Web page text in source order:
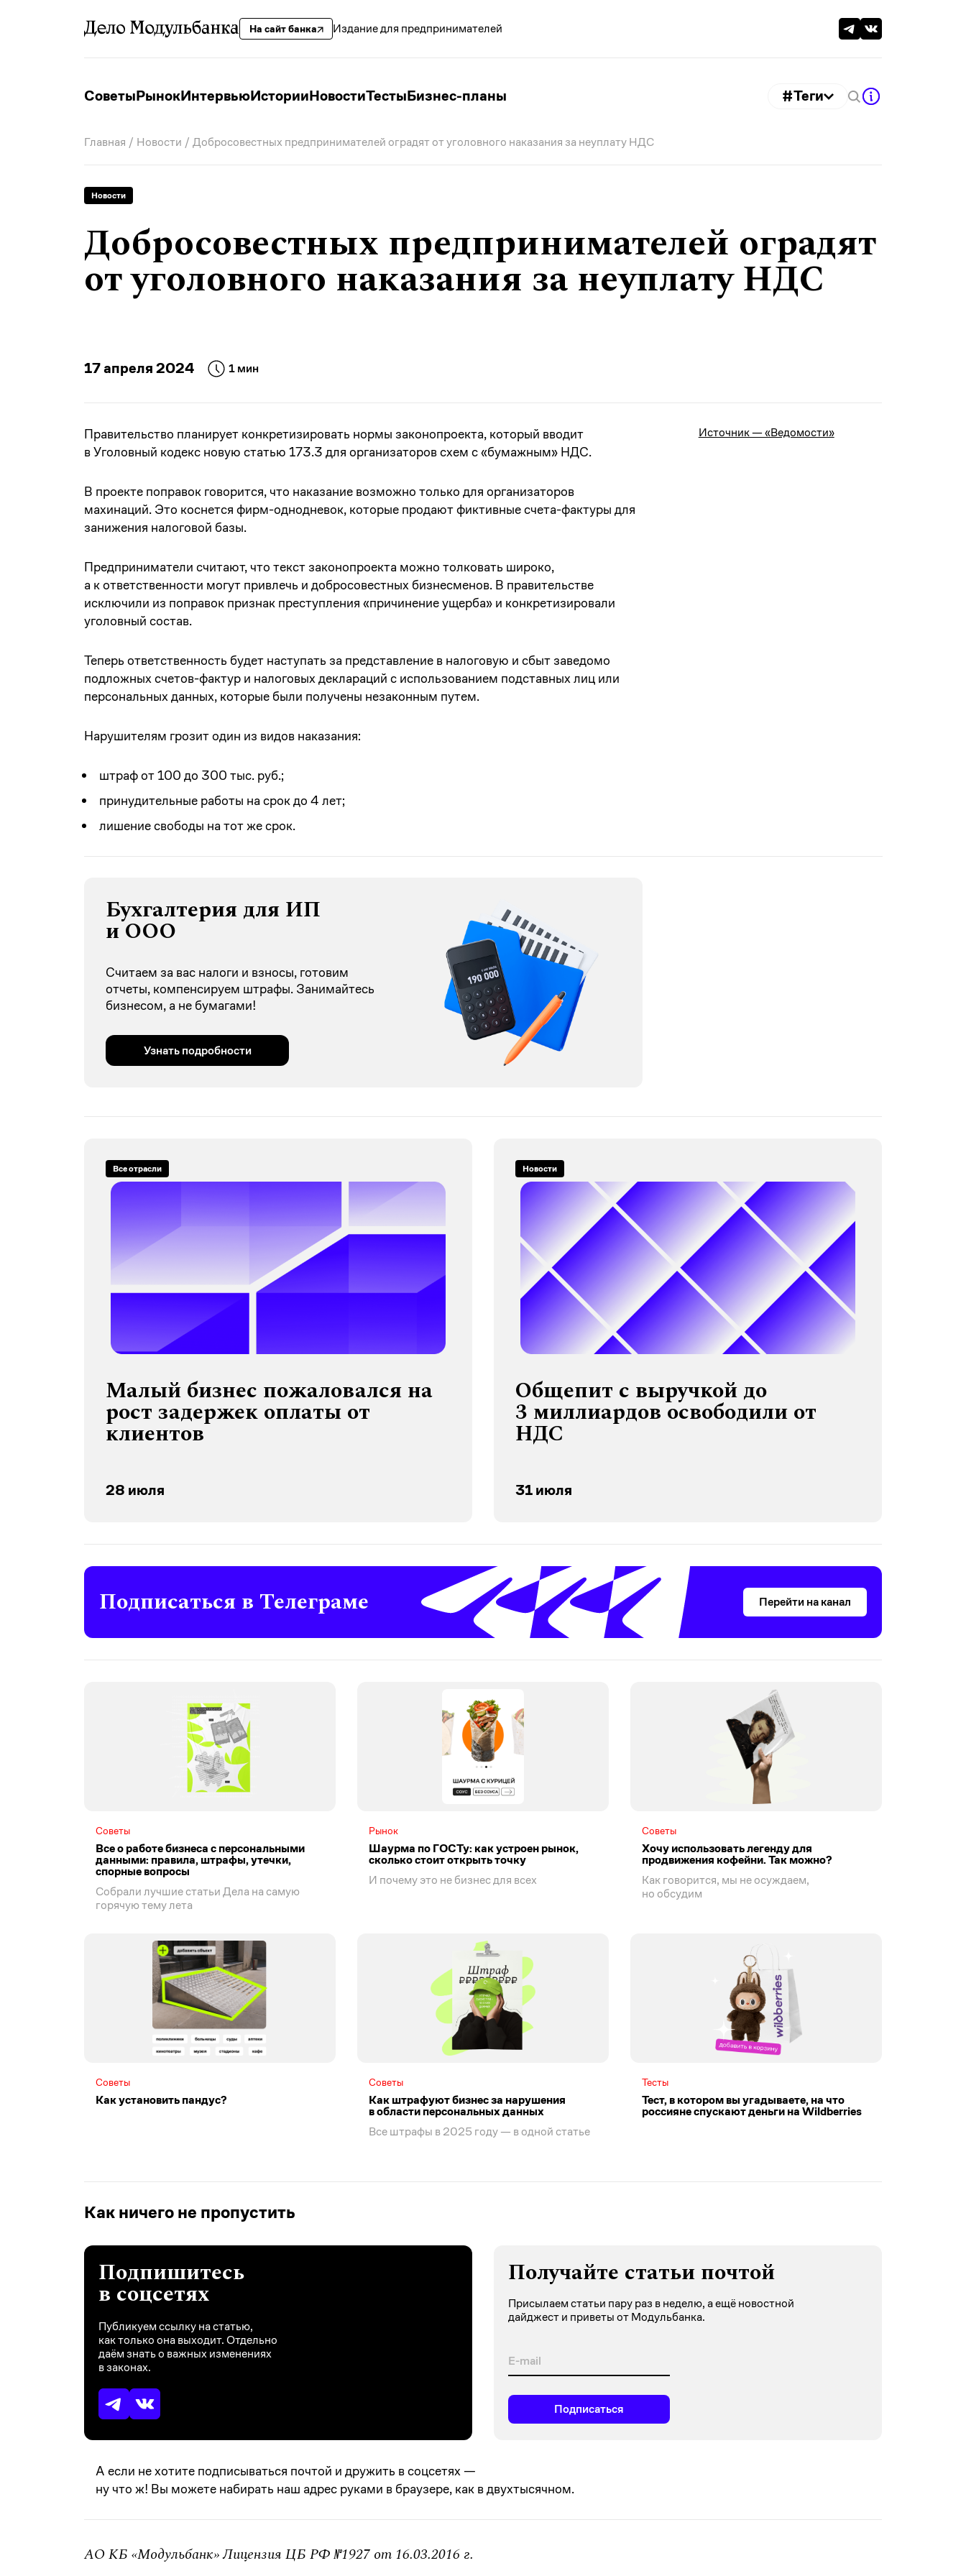
На сайт банка Издание для предпринимателей
СоветыРынокИнтервьюИсторииНовостиТестыБизнес-планы #Теги
Главная / Новости / Добросовестных предпринимателей оградят от уголовного наказания за неуплату НДС
Новости
Добросовестных предпринимателей оградят
от уголовного наказания за неуплату НДС
17 апреля 2024 1 мин
Источник — «Ведомости»
Правительство планирует конкретизировать нормы законопроекта, который вводит
в Уголовный кодекс новую статью 173.3 для организаторов схем с «бумажным» НДС.
В проекте поправок говорится, что наказание возможно только для организаторов
махинаций. Это коснется фирм-однодневок, которые продают фиктивные счета-фактуры для
занижения налоговой базы.
Предприниматели считают, что текст законопроекта можно толковать широко,
а к ответственности могут привлечь и добросовестных бизнесменов. В правительстве
исключили из поправок признак преступления «причинение ущерба» и конкретизировали
уголовный состав.
Теперь ответственность будет наступать за представление в налоговую и сбыт заведомо
подложных счетов-фактур и налоговых деклараций с использованием подставных лиц или
персональных данных, которые были получены незаконным путем.
Нарушителям грозит один из видов наказания:
штраф от 100 до 300 тыс. руб.;
принудительные работы на срок до 4 лет;
лишение свободы на тот же срок.
Бухгалтерия для ИП
и ООО
Считаем за вас налоги и взносы, готовим
отчеты, компенсируем штрафы. Занимайтесь
бизнесом, а не бумагами!
Узнать подробности
Все отрасли
Малый бизнес пожаловался на
рост задержек оплаты от
клиентов
28 июля
Новости
Общепит с выручкой до
3 миллиардов освободили от
НДС
31 июля
Подписаться в Телеграме Перейти на канал
Советы
Все о работе бизнеса с персональными
данными: правила, штрафы, утечки,
спорные вопросы
Собрали лучшие статьи Дела на самую
горячую тему лета
Рынок
Шаурма по ГОСТу: как устроен рынок,
сколько стоит открыть точку
И почему это не бизнес для всех
Советы
Хочу использовать легенду для
продвижения кофейни. Так можно?
Как говорится, мы не осуждаем,
но обсудим
Советы
Как установить пандус?
Советы
Как штрафуют бизнес за нарушения
в области персональных данных
Все штрафы в 2025 году — в одной статье
Тесты
Тест, в котором вы угадываете, на что
россияне спускают деньги на Wildberries
Как ничего не пропустить
Подпишитесь
в соцсетях
Публикуем ссылку на статью,
как только она выходит. Отдельно
даём знать о важных изменениях
в законах.
Получайте статьи почтой
Присылаем статьи пару раз в неделю, а ещё новостной
дайджест и приветы от Модульбанка.
Подписаться
А если не хотите подписываться почтой и дружить в соцсетях —
ну что ж! Вы можете набирать наш адрес руками в браузере, как в двухтысячном.
АО КБ «Модульбанк» Лицензия ЦБ РФ №1927 от 16.03.2016 г.